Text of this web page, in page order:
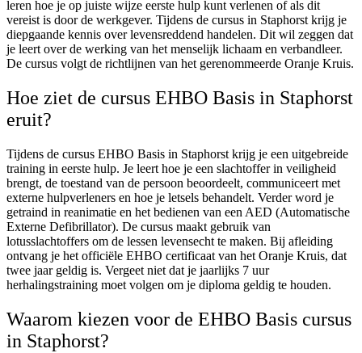
leren hoe je op juiste wijze eerste hulp kunt verlenen of als dit
vereist is door de werkgever. Tijdens de cursus in Staphorst krijg je
diepgaande kennis over levensreddend handelen. Dit wil zeggen dat
je leert over de werking van het menselijk lichaam en verbandleer.
De cursus volgt de richtlijnen van het gerenommeerde Oranje Kruis.
Hoe ziet de cursus EHBO Basis in Staphorst
eruit?
Tijdens de cursus EHBO Basis in Staphorst krijg je een uitgebreide
training in eerste hulp. Je leert hoe je een slachtoffer in veiligheid
brengt, de toestand van de persoon beoordeelt, communiceert met
externe hulpverleners en hoe je letsels behandelt. Verder word je
getraind in reanimatie en het bedienen van een AED (Automatische
Externe Defibrillator). De cursus maakt gebruik van
lotusslachtoffers om de lessen levensecht te maken. Bij afleiding
ontvang je het officiële EHBO certificaat van het Oranje Kruis, dat
twee jaar geldig is. Vergeet niet dat je jaarlijks 7 uur
herhalingstraining moet volgen om je diploma geldig te houden.
Waarom kiezen voor de EHBO Basis cursus
in Staphorst?